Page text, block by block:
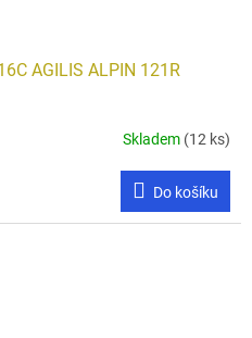
AGILIS ALPIN 121R
Skladem (12 ks)
Do košíku